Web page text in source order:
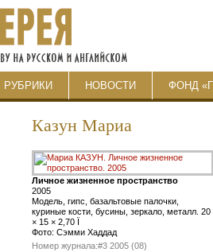
РУБРИКИ НОВОСТИ ФОНД
Казун Мариа
Личное жизненное пространство
2005
Модель, гипс, базальтовые палочки,
куриные кости, бусины, зеркало, металл. 20
× 15 × 2,70 Ï
Фото: Сэмми Хаддад
Номер журнала:#3 2005 (08)